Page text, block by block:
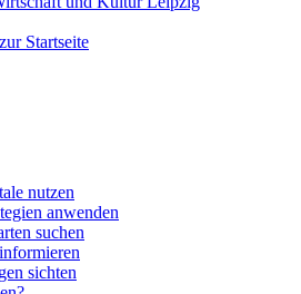
nutzen
anwenden
suchen
sichten